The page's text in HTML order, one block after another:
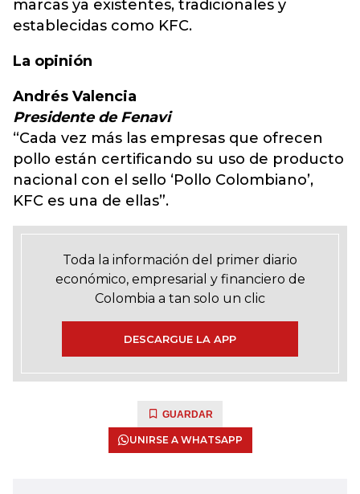
marcas ya existentes, tradicionales y
establecidas como KFC.
La opinión
Andrés Valencia
Presidente de Fenavi
“Cada vez más las empresas que ofrecen
pollo están certificando su uso de producto
nacional con el sello ‘Pollo Colombiano’,
KFC es una de ellas”.
Toda la información del primer diario
económico, empresarial y financiero de
Colombia a tan solo un clic
DESCARGUE LA APP
GUARDAR
UNIRSE A WHATSAPP